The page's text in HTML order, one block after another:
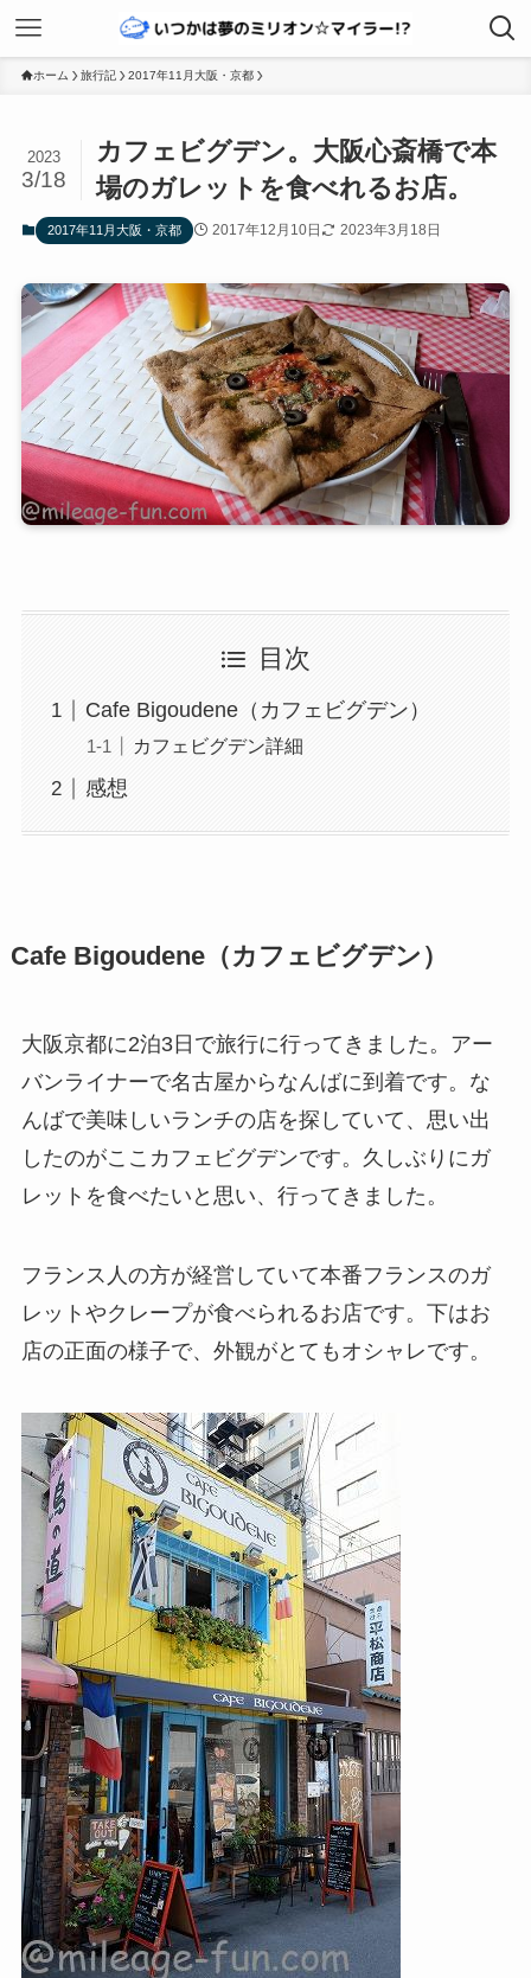
ホーム 旅行記 2017年11月大阪・京都
カフェビグデン。大阪心斎橋で本
場のガレットを食べれるお店。
2023
3/18
2017年11月大阪・京都 2017年12月10日 2023年3月18日
目次
Cafe Bigoudene（カフェビグデン）
カフェビグデン詳細
感想
Cafe Bigoudene（カフェビグデン）
大阪京都に2泊3日で旅行に行ってきました。アー
バンライナーで名古屋からなんばに到着です。な
んばで美味しいランチの店を探していて、思い出
したのがここカフェビグデンです。久しぶりにガ
レットを食べたいと思い、行ってきました。
フランス人の方が経営していて本番フランスのガ
レットやクレープが食べられるお店です。下はお
店の正面の様子で、外観がとてもオシャレです。